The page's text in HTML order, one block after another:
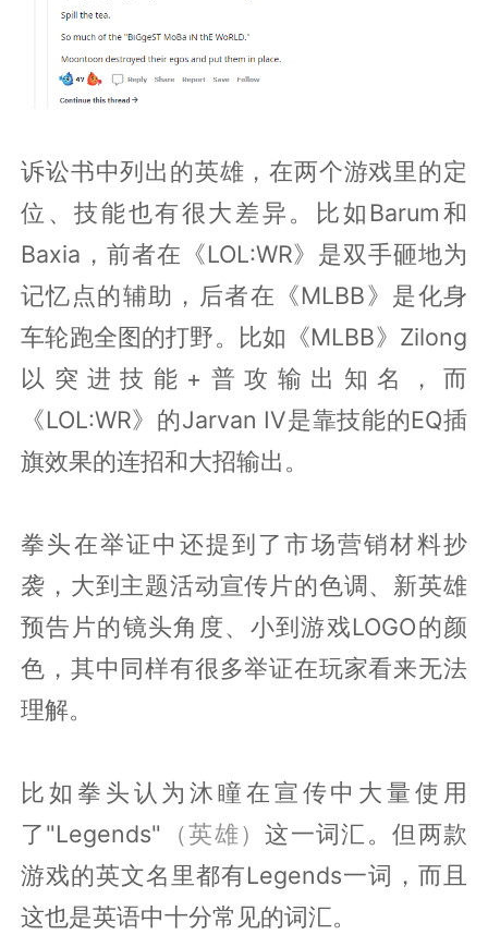
诉讼书中列出的英雄，在两个游戏里的定
位、技能也有很大差异。比如Barum和
Baxia，前者在《LOL:WR》是双手砸地为
记忆点的辅助，后者在《MLBB》是化身
车轮跑全图的打野。比如《MLBB》Zilong
以突进技能+普攻输出知名，而
《LOL:WR》的Jarvan IV是靠技能的EQ插
旗效果的连招和大招输出。
拳头在举证中还提到了市场营销材料抄
袭，大到主题活动宣传片的色调、新英雄
预告片的镜头角度、小到游戏LOGO的颜
色，其中同样有很多举证在玩家看来无法
理解。
比如拳头认为沐瞳在宣传中大量使用
了"Legends" （英雄）这一词汇。但两款
游戏的英文名里都有Legends一词，而且
这也是英语中十分常见的词汇。